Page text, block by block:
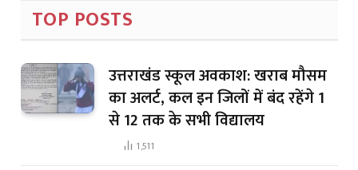
TOP POSTS
उत्तराखंड स्कूल अवकाश: खराब मौसम
का अलर्ट, कल इन जिलों में बंद रहेंगे 1
से 12 तक के सभी विद्यालय
1,511